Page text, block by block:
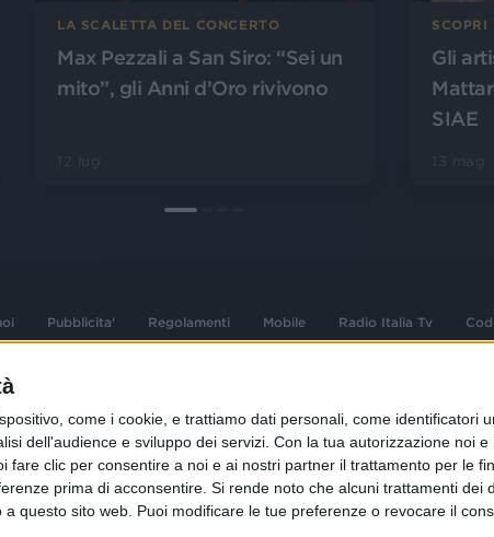
come i cookie, e trattiamo dati personali, come identificatori
dell'audience e sviluppo dei servizi. Con la tua autorizzazione noi
clic per consentire a noi e ai nostri partner il trattamento per le
prima di acconsentire. Si rende noto che alcuni trattamenti dei
questo sito web. Puoi modificare le tue preferenze o revocare il
LA SCALETTA DEL CONCERTO
Max Pezzali a San Siro: “Sei un
mito”, gli Anni d’Oro rivivono
SCOPRI
Gli
SIAE
Pubblicita' Regolamenti Mobile Radio Italia Tv
e dei diritti
iscrizione
- 3 Aprile
02 25444220
Sede Legale: Via Savona 97, 20144 Milano